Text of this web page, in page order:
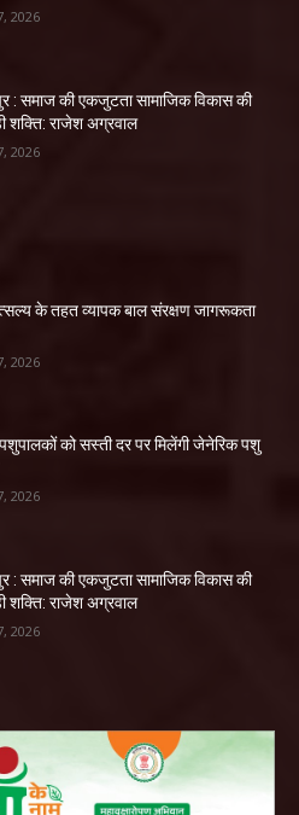
2026
: समाज की एकजुटता सामाजिक विकास की
शक्ति: राजेश अग्रवाल
2026
के तहत व्यापक बाल संरक्षण जागरूकता
2026
को सस्ती दर पर मिलेंगी जेनेरिक पशु
2026
: समाज की एकजुटता सामाजिक विकास की
शक्ति: राजेश अग्रवाल
2026